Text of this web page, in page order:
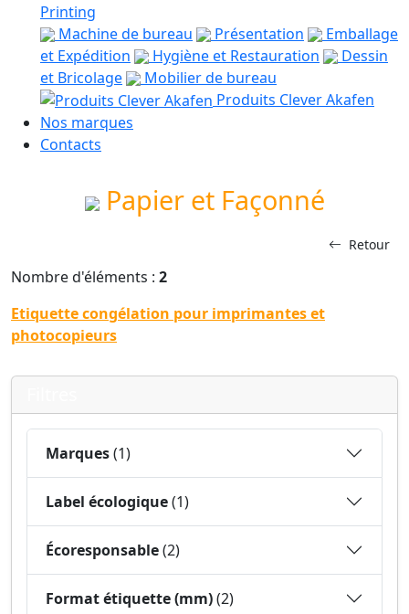
Printing
Machine de bureau
Présentation
Emballage
et Expédition
Hygiène et Restauration
Dessin
et Bricolage
Mobilier de bureau
Produits Clever Akafen
Nos marques
Contacts
Papier et Façonné
Retour
Nombre d'éléments : 2
Etiquette congélation pour imprimantes et
photocopieurs
Marques(1)
Label écologique(1)
Écoresponsable(2)
Format étiquette (mm)(2)